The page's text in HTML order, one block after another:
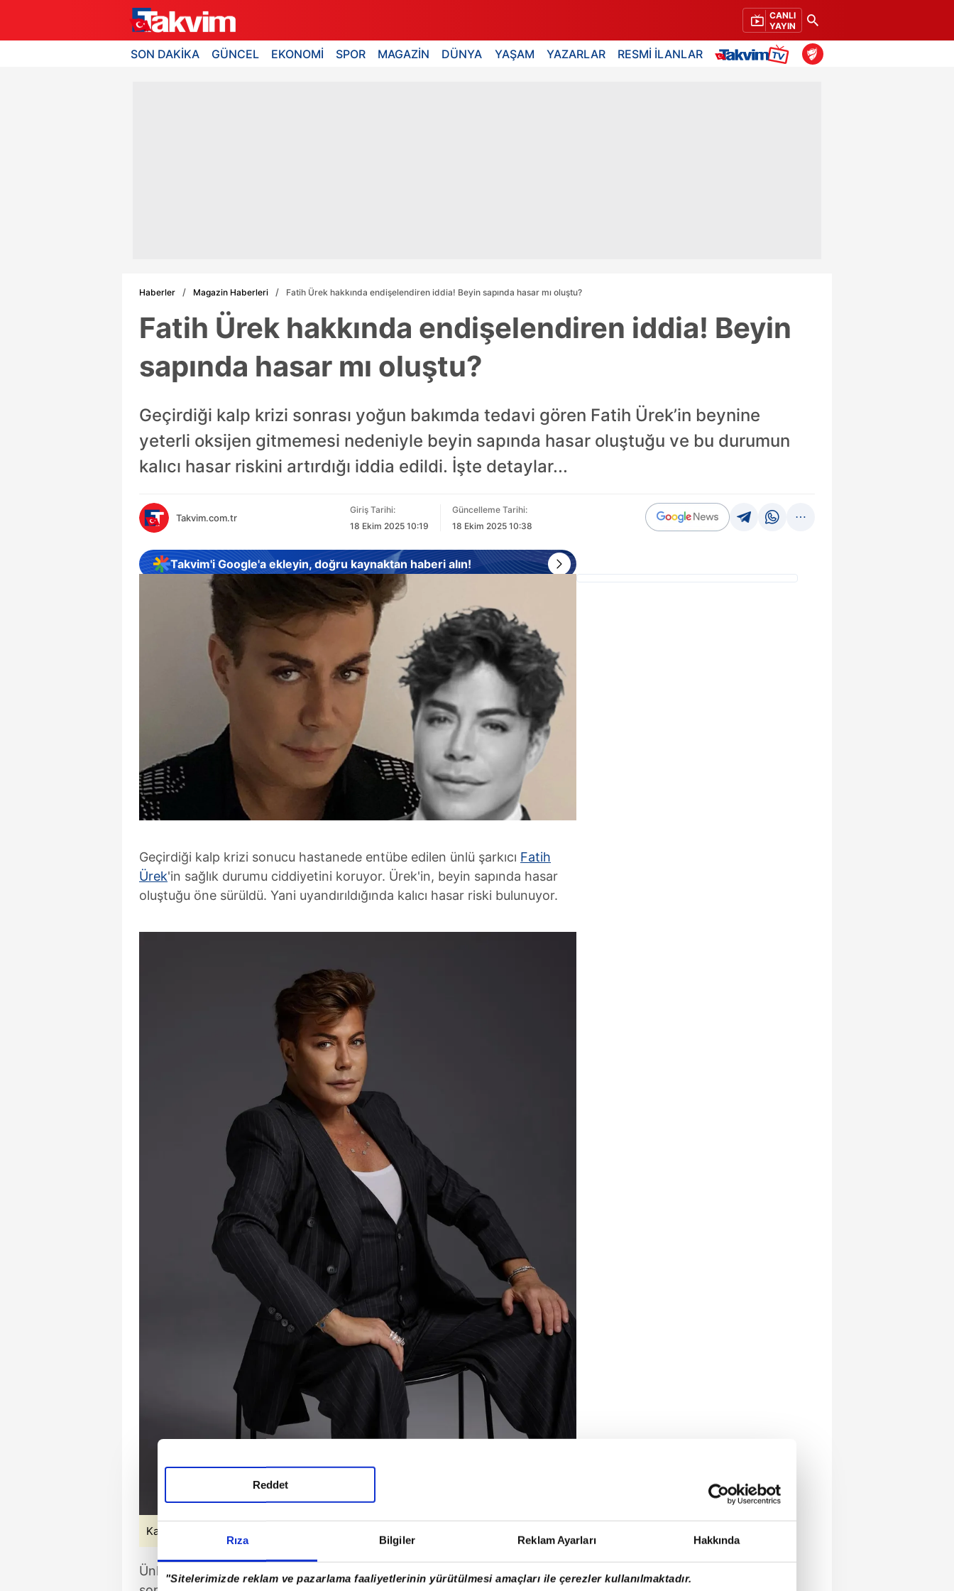
Rıza Bilgiler Reklam Ayarları Hakkında
"Sitelerimizde reklam ve pazarlama faaliyetlerinin yürütülmesi amaçları ile çerezler kullanılmaktadır.
Reddet
CANLI
YAYIN
SON DAKİKA GÜNCEL EKONOMİ SPOR MAGAZİN DÜNYA YAŞAM YAZARLAR RESMİ İLANLAR
Haberler Magazin Haberleri Fatih Ürek hakkında endişelendiren iddia! Beyin sapında hasar mı oluştu?
Fatih Ürek hakkında endişelendiren iddia! Beyin
sapında hasar mı oluştu?
Geçirdiği kalp krizi sonrası yoğun bakımda tedavi gören Fatih Ürek’in beynine
yeterli oksijen gitmemesi nedeniyle beyin sapında hasar oluştuğu ve bu durumun
kalıcı hasar riskini artırdığı iddia edildi. İşte detaylar...
Takvim.com.tr
Giriş Tarihi:
18 Ekim 2025 10:19
Güncelleme Tarihi:
18 Ekim 2025 10:38
Takvim'i Google'a ekleyin, doğru kaynaktan haberi alın!
Geçirdiği kalp krizi sonucu hastanede entübe edilen ünlü şarkıcı Fatih
Ürek'in sağlık durumu ciddiyetini koruyor. Ürek'in, beyin sapında hasar
oluştuğu öne sürüldü. Yani uyandırıldığında kalıcı hasar riski bulunuyor.
Kaynak: Sosyal medya
Ünlü şarkıcı ve televizyon programcısı Fatih Ürek, geçirdiği ani kalp krizi